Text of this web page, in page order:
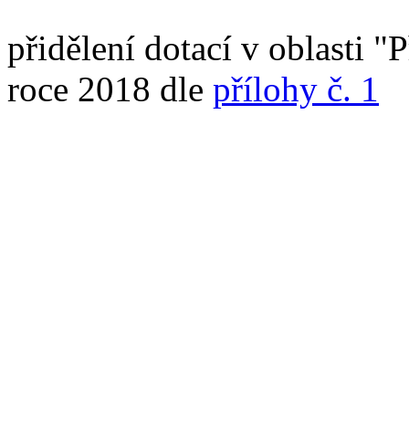
přidělení dotací v oblasti
roce 2018 dle přílohy č. 1